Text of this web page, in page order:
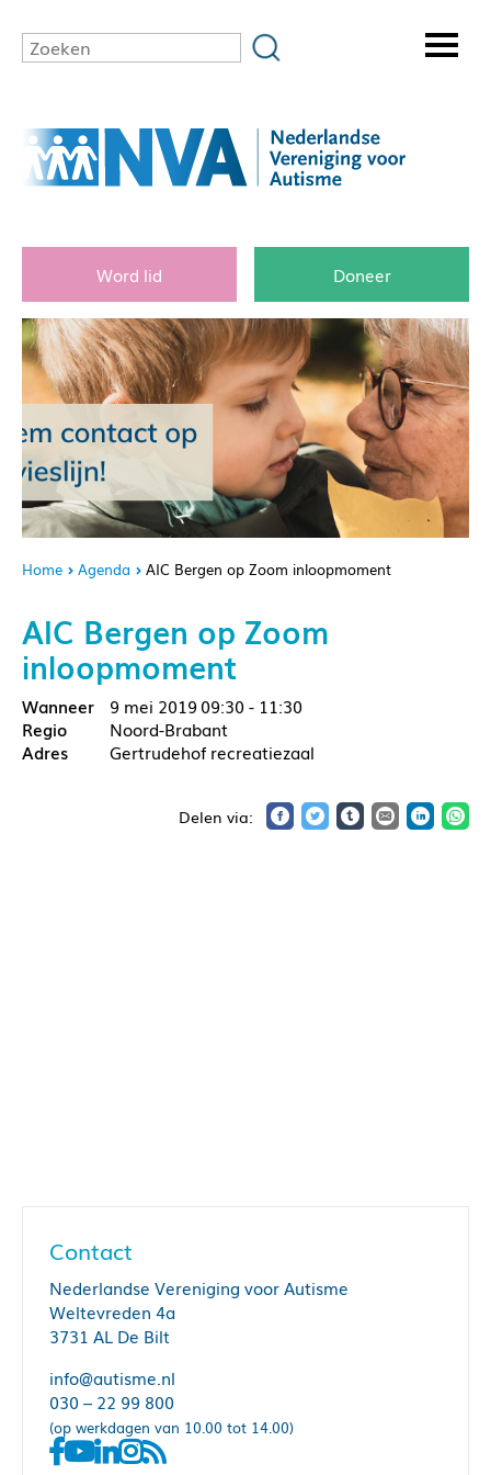
Word lid Doneer
Home Agenda AIC Bergen op Zoom inloopmoment
AIC Bergen op Zoom
inloopmoment
9 mei 2019 09:30 - 11:30
Noord-Brabant
Gertrudehof recreatiezaal
Contact
Nederlandse Vereniging voor Autisme
Weltevreden 4a
3731 AL De Bilt
info@autisme.nl
030 – 22 99 800
(op werkdagen van 10.00 tot 14.00)